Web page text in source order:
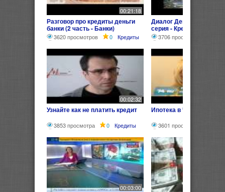
00:21:18
Разговор про кредиты деньги
банки (2 часть - Банки)
3620 просмотров 0 Кредиты
Диалог Деньги Банки
серия - Кредит)
3706 просмотров
00:02:32
Узнайте как не платить кредит
3853 просмотра 0 Кредиты
Ипотека в Челябинске
3601 просмотр
00:03:00